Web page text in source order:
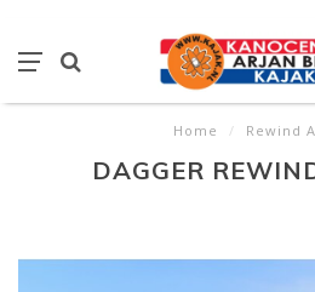
Home / Rewind
DAGGER